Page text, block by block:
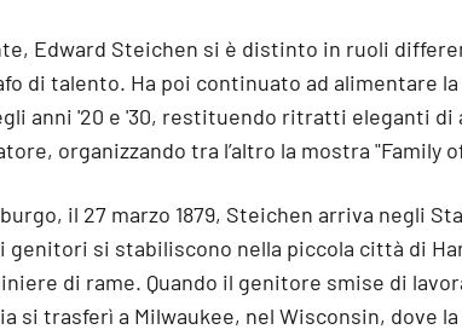
Edward Steichen si è distinto in ruoli
di talento. Ha poi continuato ad alimentare
anni '20 e '30, restituendo ritratti eleganti
organizzando tra l’altro la mostra "Family of
il 27 marzo 1879, Steichen arriva negli
genitori si stabiliscono nella piccola città di
di rame. Quando il genitore smise di
si trasferì a Milwaukee, nel Wisconsin, dove